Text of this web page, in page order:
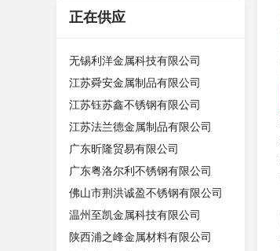
正在供应
无锡利洋金属科技有限公司
江苏舜安金属制品有限公司
江苏钰苏鑫不锈钢有限公司
江苏法兰德金属制品有限公司
广东昕隆贸易有限公司
广东粤洛尔利不锈钢有限公司
佛山市荆洪诚盈不锈钢有限公司
温州至凯金属科技有限公司
陕西浦之峰金属材料有限公司